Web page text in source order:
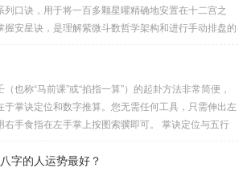
部分少一位。例如，数字 256：前一位 2 为上卦后两
列口诀，用于将一百多颗星曜精确地安置在十二宫之
握安星诀，是理解紫微斗数哲学架构和进行手动排盘的
，可以清晰地通过下图展现：二、 核心安星诀详解1.
星诀（定帝星）这是所有安星的第一步，至关重要。口
微天机星逆行，隔一阳武天同行，...
（也称“马前课”或“掐指一算”）的起卦方法非常简便，
于掌诀定位和数字推算。您无需任何工具，只需伸出左
右手食指在左手掌上按图索骥即可。 掌诀定位与五行
连：位于食指指尖，属水，玄武，主数2、7、8，凶。
字的人运势最好？